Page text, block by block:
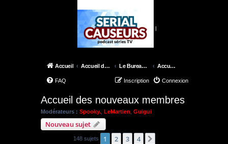
|
Accueil Accueil du forum Le Bureau de Skinner Accueil des nouveaux membres
FAQ Connexion
Inscription
Accueil des nouveaux membres
Modérateurs : Spooky. LeMartien Guigui
Nouveau sujet
148 sujets 1 2 3 4